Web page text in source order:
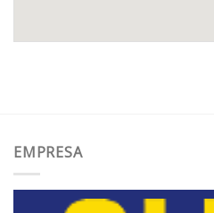
EMPRESA